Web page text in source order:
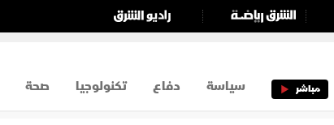
مباشر سياسة دفاع تكنولوجيا صحة